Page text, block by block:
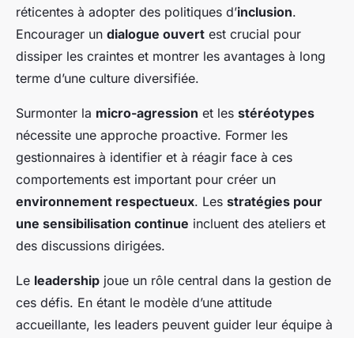
réticentes à adopter des politiques d’inclusion.
Encourager un dialogue ouvert est crucial pour
dissiper les craintes et montrer les avantages à long
terme d’une culture diversifiée.
Surmonter la micro-agression et les stéréotypes
nécessite une approche proactive. Former les
gestionnaires à identifier et à réagir face à ces
comportements est important pour créer un
environnement respectueux. Les stratégies pour
une sensibilisation continue incluent des ateliers et
des discussions dirigées.
Le leadership joue un rôle central dans la gestion de
ces défis. En étant le modèle d’une attitude
accueillante, les leaders peuvent guider leur équipe à